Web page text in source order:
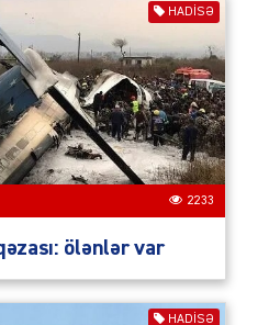
HADISƏ
2233
ölənlər var
HADISƏ